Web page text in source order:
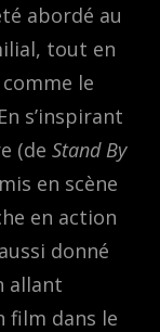
abordé au
tout en
le
s’inspirant
(de Stand By
en scène
en action
donné
allant
film dans le